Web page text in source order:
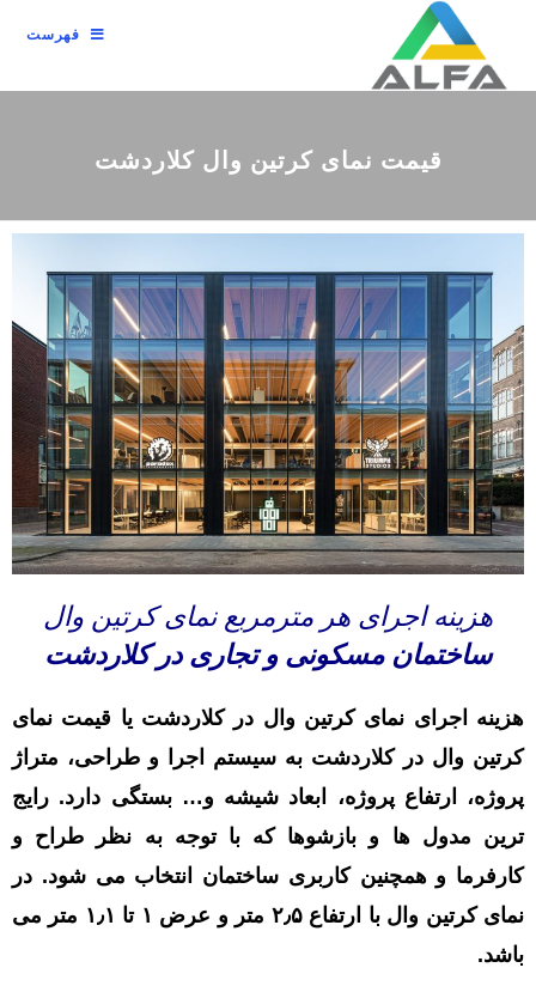
فهرست
قیمت نمای کرتین وال کلاردشت
هزینه اجرای هر مترمربع نمای کرتین وال
ساختمان مسکونی و تجاری در کلاردشت
هزینه اجرای نمای کرتین وال در کلاردشت یا قیمت نمای
کرتین وال در کلاردشت به سیستم اجرا و طراحی، متراژ
پروژه، ارتفاع پروژه، ابعاد شیشه و… بستگی دارد. رایج
ترین مدول ها و بازشوها که با توجه به نظر طراح و
کارفرما و همچنین کاربری ساختمان انتخاب می شود. در
نمای کرتین وال با ارتفاع ۲٫۵ متر و عرض ۱ تا ۱٫۱ متر می
باشد.